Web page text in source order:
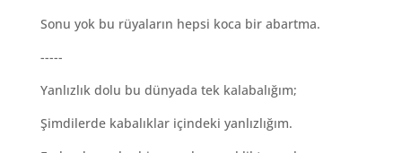
Sonu yok bu rüyaların hepsi koca bir abartma.
-----
Yanlızlık dolu bu dünyada tek kalabalığım;
Şimdilerde kabalıklar içindeki yanlızlığım.